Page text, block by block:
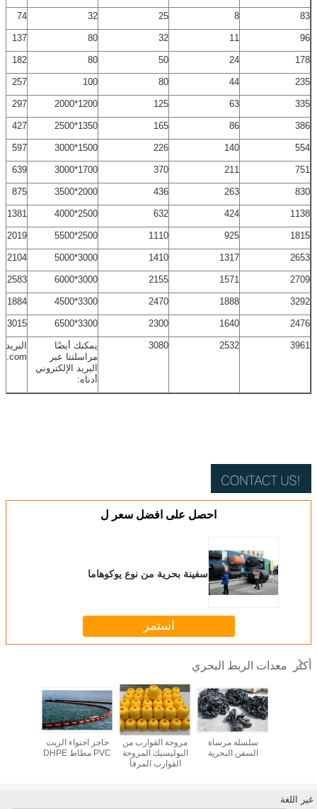
83
8
25
32
74
96
11
32
80
137
178
24
50
80
182
235
44
80
100
257
335
63
125
1200*2000
297
386
86
165
1350*2500
427
554
140
226
1500*3000
597
751
211
370
1700*3000
639
830
263
436
2000*3500
875
1138
424
632
2500*4000
1381
1815
925
1110
2500*5500
2019
2653
1317
1410
3000*5000
2104
2709
1571
2155
3000*6000
2583
3292
1888
2470
3300*4500
1884
2476
1640
2300
3300*6500
3015
3961
2532
3080
يمكنك أيضًا
مراسلتنا عبر
البريد الإلكتروني
أدناه:
احصل على افضل سعر ل
سفينة بحرية من نوع يوكوهاما
استمر
أكثر معدات الربط البحري
حاجز احتواء الزيت
PVC مطاط DHPE
مروحة القوارب من
البوليسيك المروحة
القوارب المرفأ
سلسلة مرساة
السفن البحرية
غير اللغة